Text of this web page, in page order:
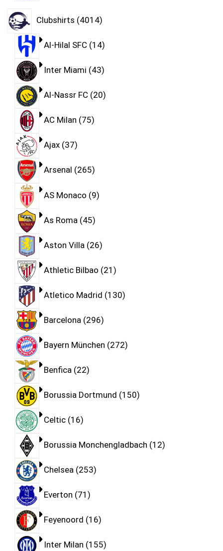
Clubshirts 4014
Al-Hilal SFC 14
Inter Miami 43
Al-Nassr FC 20
AC Milan 75
Ajax 37
Arsenal 265
AS Monaco 9
As Roma 45
Aston Villa 26
Athletic Bilbao 21
Atletico Madrid 130
Barcelona 296
Bayern München 272
Benfica 22
Borussia Dortmund 150
Celtic 16
Borussia Monchengladbach 12
Chelsea 253
Everton 71
Feyenoord 16
Inter Milan 155